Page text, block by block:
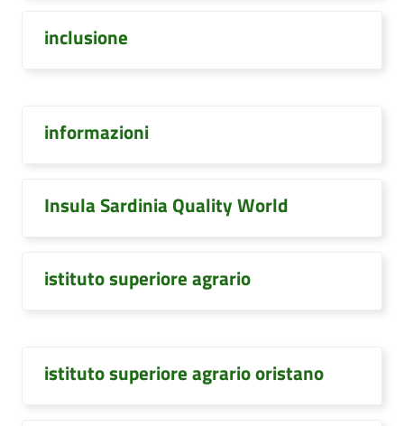
inclusione
informazioni
Insula Sardinia Quality World
istituto superiore agrario
istituto superiore agrario oristano